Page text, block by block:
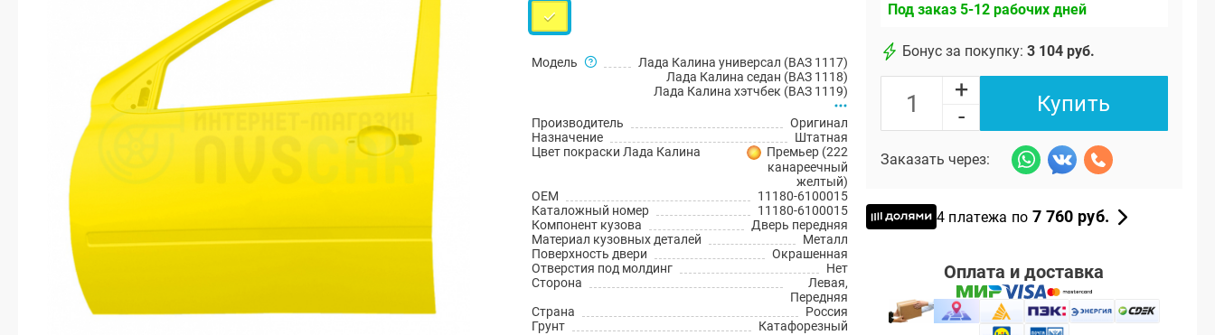
Модель
Лада Калина универсал (ВАЗ 1117)
Лада Калина седан (ВАЗ 1118)
Лада Калина хэтчбек (ВАЗ 1119)
Производитель
Оригинал
Назначение
Штатная
Цвет покраски Лада Калина
Премьер (222
канареечный
желтый)
OEM
11180-6100015
Каталожный номер
11180-6100015
Компонент кузова
Дверь передняя
Материал кузовных деталей
Металл
Поверхность двери
Окрашенная
Отверстия под молдинг
Нет
Сторона
Левая,
Передняя
Страна
Россия
Грунт
Катафорезный
Под заказ 5-12 рабочих дней
Бонус за покупку: 3 104 руб.
+
-
Купить
Заказать через:
4 платежа по 7 760 руб.
Оплата и доставка